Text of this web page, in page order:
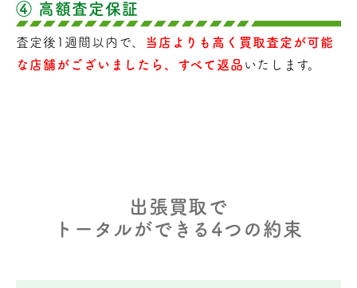
④ 高額査定保証
査定後1週間以内で、
当店よりも高く買取査定が可能
な店舗がございましたら、すべて返品 いたします。
出張買取で
トータルができる4つの約束